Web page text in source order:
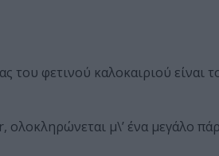
του φετινού καλοκαιριού είναι
μ\’ ένα μεγάλο